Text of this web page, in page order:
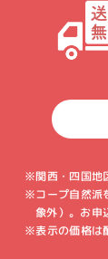
※関西・四国地
※コープ自然派
象外）。お申
※表示の価格は